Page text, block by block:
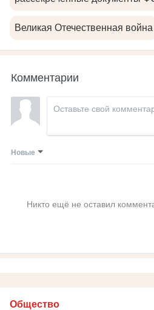
Великая Отечественная война
Комментарии
Новые
Никто ещё не оставил
Общество